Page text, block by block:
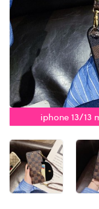
iphone 13/13